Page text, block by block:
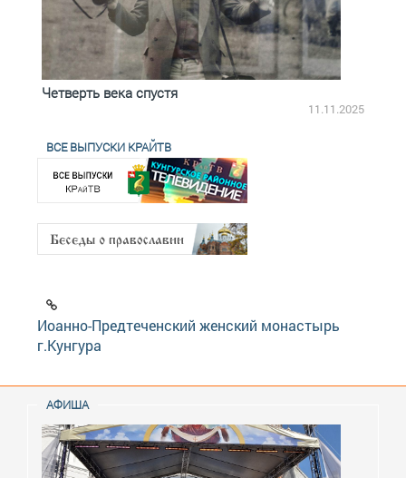
Четверть века спустя
11.11.2025
ВСЕ ВЫПУСКИ КРАЙТВ
Иоанно-Предтеченский женский монастырь
г.Кунгура
АФИША